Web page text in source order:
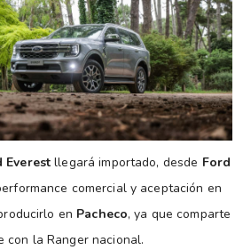
Everest llegará importado, desde Ford
comercial y aceptación en
en Pacheco, ya que comparte
con la Ranger nacional.